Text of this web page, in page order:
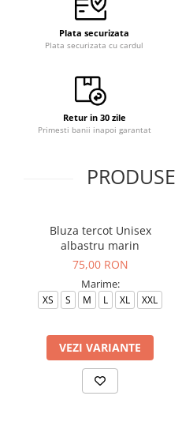
Plata securizata
Plata securizata cu cardul
Retur in 30 zile
Primesti banii inapoi garantat
Bluza tercot Unisex
albastru marin
75,00 RON
Marime:
XS S M L XL XXL
VEZI VARIANTE